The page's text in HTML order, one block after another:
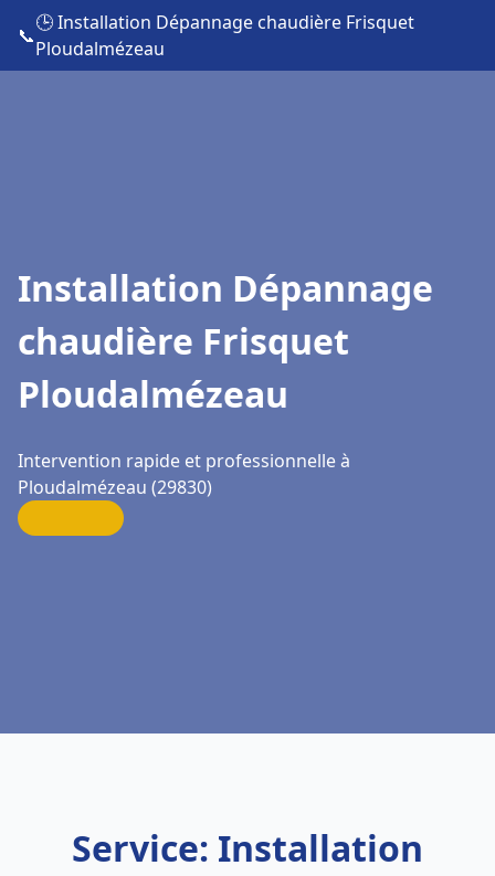
📞
🕒 Installation Dépannage chaudière Frisquet
Ploudalmézeau
Installation Dépannage
chaudière Frisquet
Ploudalmézeau
Intervention rapide et professionnelle à
Ploudalmézeau (29830)
Service: Installation